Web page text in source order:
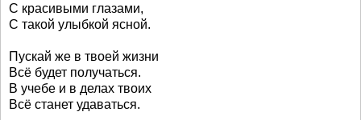
С красивыми глазами,
С такой улыбкой ясной.
Пускай же в твоей жизни
Всё будет получаться.
В учебе и в делах твоих
Всё станет удаваться.